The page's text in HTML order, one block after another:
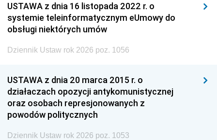
USTAWA z dnia 16 listopada 2022 r. o
systemie teleinformatycznym eUmowy do
obsługi niektórych umów
Dziennik Ustaw rok 2026 poz. 1056
USTAWA z dnia 20 marca 2015 r. o
działaczach opozycji antykomunistycznej
oraz osobach represjonowanych z
powodów politycznych
Dziennik Ustaw rok 2026 poz. 1053